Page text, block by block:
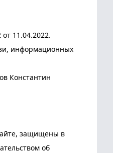
11.04.2022.
информационных
Константин
защищены в
об